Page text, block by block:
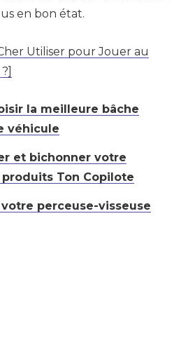
en bon état.
Utiliser pour Jouer au
la meilleure bâche
véhicule
et bichonner votre
Ton Copilote
perceuse-visseuse